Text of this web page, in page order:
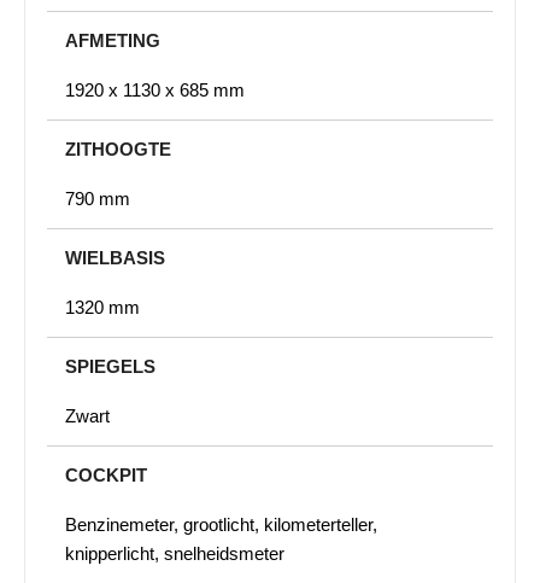
AFMETING
1920 x 1130 x 685 mm
ZITHOOGTE
790 mm
WIELBASIS
1320 mm
SPIEGELS
Zwart
COCKPIT
Benzinemeter, grootlicht, kilometerteller,
knipperlicht, snelheidsmeter